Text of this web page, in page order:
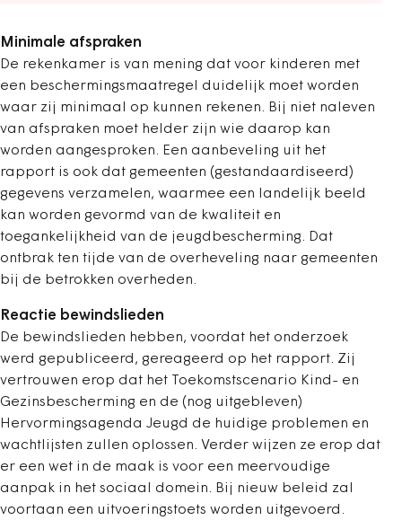
Minimale afspraken
De rekenkamer is van mening dat voor kinderen met
een beschermingsmaatregel duidelijk moet worden
waar zij minimaal op kunnen rekenen. Bij niet naleven
van afspraken moet helder zijn wie daarop kan
worden aangesproken. Een aanbeveling uit het
rapport is ook dat gemeenten (gestandaardiseerd)
gegevens verzamelen, waarmee een landelijk beeld
kan worden gevormd van de kwaliteit en
toegankelijkheid van de jeugdbescherming. Dat
ontbrak ten tijde van de overheveling naar gemeenten
bij de betrokken overheden.
Reactie bewindslieden
De bewindslieden hebben, voordat het onderzoek
werd gepubliceerd, gereageerd op het rapport. Zij
vertrouwen erop dat het Toekomstscenario Kind- en
Gezinsbescherming en de (nog uitgebleven)
Hervormingsagenda Jeugd de huidige problemen en
wachtlijsten zullen oplossen. Verder wijzen ze erop dat
er een wet in de maak is voor een meervoudige
aanpak in het sociaal domein. Bij nieuw beleid zal
voortaan een uitvoeringstoets worden uitgevoerd.